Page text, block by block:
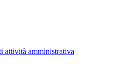
attività amministrativa